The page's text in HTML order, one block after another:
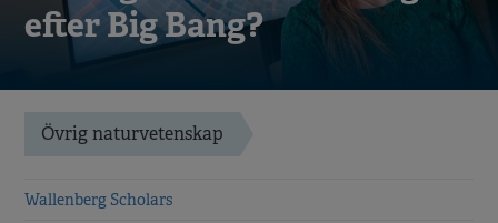
efter Big Bang?
Övrig naturvetenskap
Wallenberg Scholars